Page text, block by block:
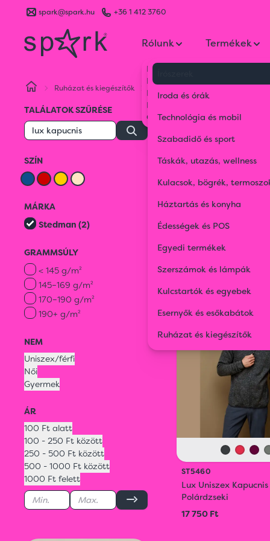
spark@spark.hu +36 1 412 3760
Rólunk
Kik vagyunk
Kapcsolat
Blog
Karrier
Gyakran Ismételt Kérdések
Termékek
Iroda és órák
Technológia és mobil
Szabadidő és sport
Táskák, utazás, wellness
Kulacsok, bögrék,
Háztartás és konyha
Édességek és POS
Egyedi termékek
Szerszámok és lámpák
Kulcstartók és egyebek
Esernyők és esőkabátok
Ruházat és kiegészítők
Ruházat és kiegészítők
TALÁLATOK SZŰRÉSE
SZÍN
MÁRKA
Stedman (2)
GRAMMSÚLY
< 145 g/m²
145–169 g/m²
170–190 g/m²
190+ g/m²
NEM
Uniszex/férfi
Női
Gyermek
ÁR
100 Ft alatt
100 - 250 Ft között
250 - 500 Ft között
500 - 1000 Ft között
1000 Ft felett
Sapka
Pulóver
Kiegészítők
Összes
LUX KAPUCNIS
Stedman
ST5460
Lux Uniszex
Polárdzseki
17 750 Ft